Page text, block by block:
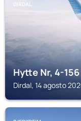
DIRDAL
Hytte Nr, 4-156
Dirdal, 14 agosto